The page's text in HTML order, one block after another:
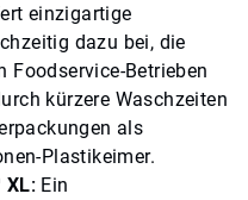
einzigartige
dazu bei, die
Foodservice-Betrieben
kürzere Waschzeiten
als
Plastikeimer.
XL: Ein